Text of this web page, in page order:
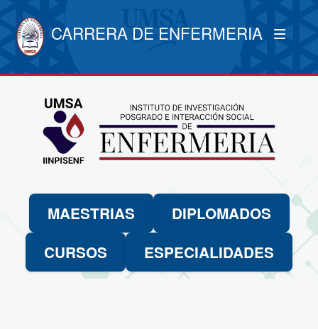
CARRERA DE ENFERMERIA
MAESTRIAS
DIPLOMADOS
CURSOS
ESPECIALIDADES